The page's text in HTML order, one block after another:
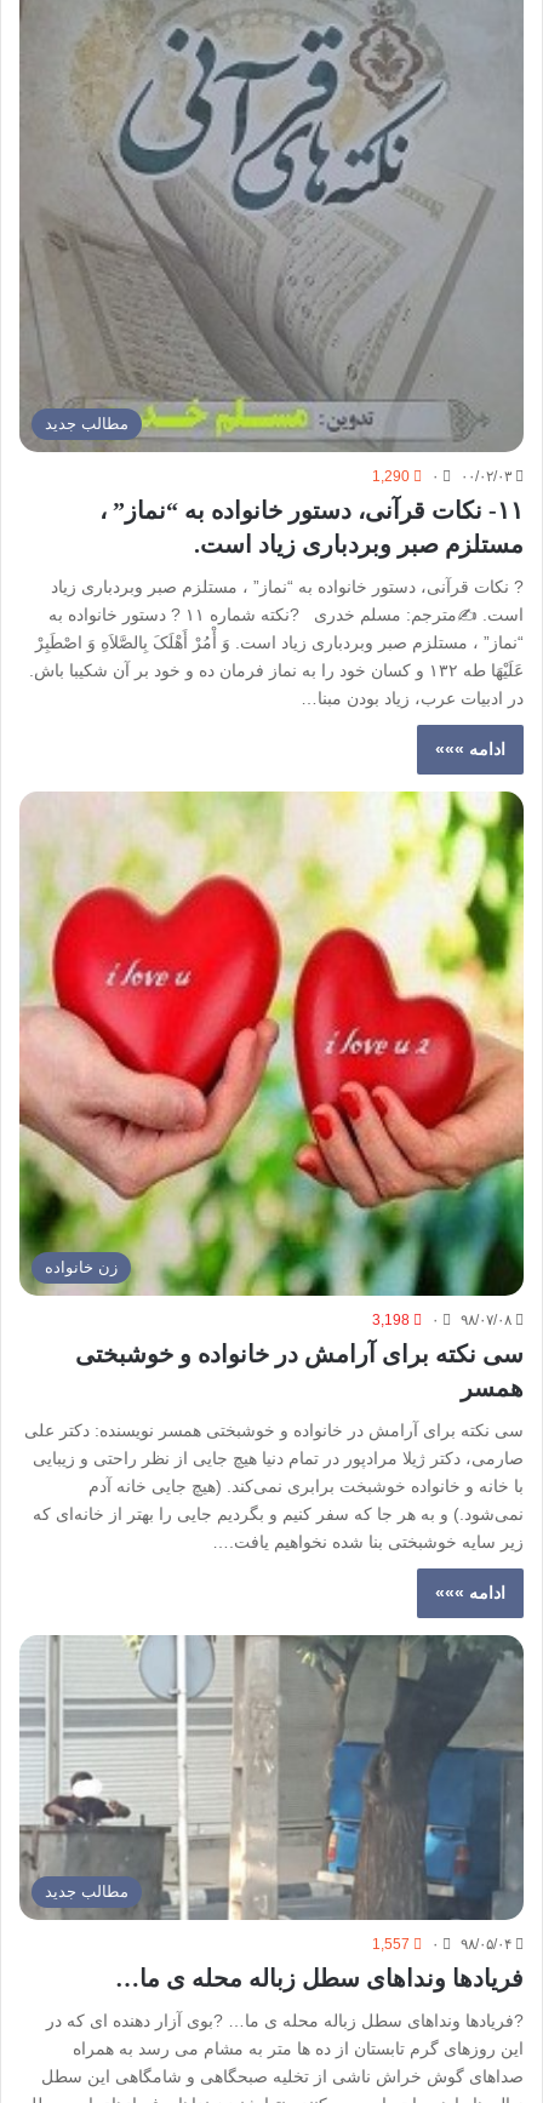
مطالب جدید
۰۰/۰۲/۰۳ ۰ 1,290
۱۱- نکات قرآنی، دستور خانواده به “نماز” ،
مستلزم صبر وبردباری زیاد است.
? نکات قرآنی، دستور خانواده به “نماز” ، مستلزم صبر وبردباری زیاد
است. ✍️مترجم: مسلم خدری ?نکته شماره ١١ ? دستور خانواده به
“نماز” ، مستلزم صبر وبردباری زیاد است. وَ أْمُرْ أَهْلَکَ‌ بِالصَّلاَهِ وَ اصْطَبِرْ
عَلَیْهَا طه ١٣٢ و کسان خود را به نماز فرمان ده و خود بر آن شکیبا باش.
در ادبیات عرب، زیاد بودن مبنا…
ادامه »»»
زن خانواده
۹۸/۰۷/۰۸ ۰ 3,198
سی نکته برای آرامش در خانواده و خوشبختی
همسر
سی نکته برای آرامش در خانواده و خوشبختی همسر نویسنده: دکتر علی
صارمی، دکتر ژیلا مرادپور در تمام دنیا هیچ جایی از نظر راحتی و زیبایی
با خانه و خانواده خوشبخت برابری نمی‌کند. (هیچ جایی خانه آدم
نمی‌شود.) و به هر جا که سفر کنیم و بگردیم جایی را بهتر از خانه‌ای که
زیر سایه خوشبختی بنا شده نخواهیم یافت.…
ادامه »»»
مطالب جدید
۹۸/۰۵/۰۴ ۰ 1,557
فریادها و‌نداهای سطل زباله محله ی ما…
?فریادها و‌نداهای سطل زباله محله ی ما… ?بوی آزار دهنده ای که در
این روزهای گرم تابستان از ده ها متر به مشام می رسد به همراه
صداهای گوش خراش ناشی از تخلیه صبحگاهی و شامگاهی این سطل